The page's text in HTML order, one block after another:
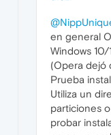
en general
Windows 10/
(Opera dejó
Prueba
Utiliza un
particiones
probar